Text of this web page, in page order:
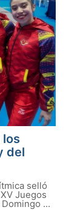
los
del
selló
Juegos
...